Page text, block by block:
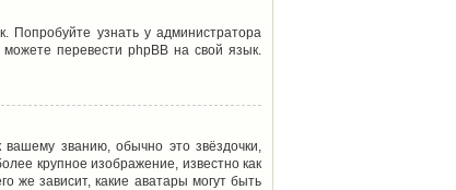
Попробуйте узнать у администратора
перевести phpBB на свой язык.
званию, обычно это звёздочки,
крупное изображение, известно как
же зависит, какие аватары могут быть